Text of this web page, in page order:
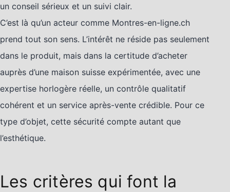
un conseil sérieux et un suivi clair.
C’est là qu’un acteur comme Montres-en-ligne.ch
prend tout son sens. L’intérêt ne réside pas seulement
dans le produit, mais dans la certitude d’acheter
auprès d’une maison suisse expérimentée, avec une
expertise horlogère réelle, un contrôle qualitatif
cohérent et un service après-vente crédible. Pour ce
type d’objet, cette sécurité compte autant que
l’esthétique.
Les critères qui font la